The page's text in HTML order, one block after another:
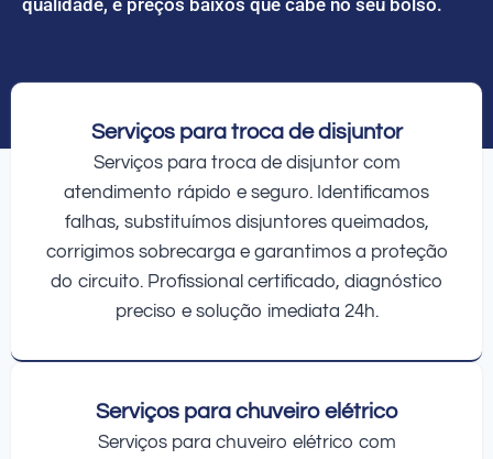
Serviços para troca de disjuntor
Serviços para troca de disjuntor com
atendimento rápido e seguro. Identificamos
falhas, substituímos disjuntores queimados,
corrigimos sobrecarga e garantimos a proteção
do circuito. Profissional certificado, diagnóstico
preciso e solução imediata 24h.
Serviços para chuveiro elétrico
Serviços para chuveiro elétrico com